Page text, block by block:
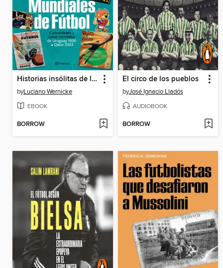
Historias insólitas de los mundiales de fútbol (NE)
byLuciano Wernicke
EBOOK
BORROW
El circo de los pueblos
byJosé Ignacio Lladós
AUDIOBOOK
BORROW